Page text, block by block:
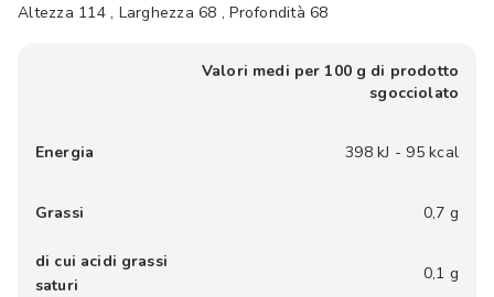
Altezza 114 , Larghezza 68 , Profondità 68
Valori medi per 100 g di prodotto
sgocciolato
Energia 398 kJ - 95 kcal
Grassi 0,7 g
di cui acidi grassi
saturi
0,1 g